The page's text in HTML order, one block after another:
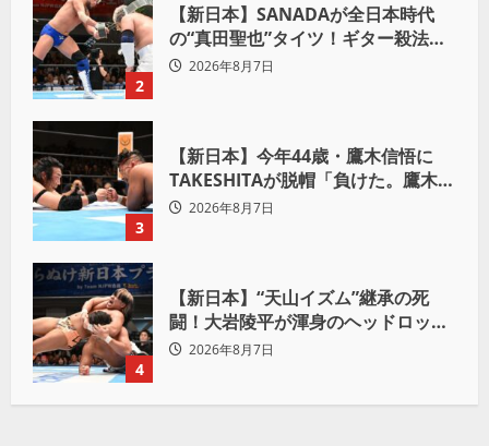
2
【新日本】SANADAが全日本時代
の“真田聖也”タイツ！ギター殺法で
Yuto-IceをKO「俺と闘う時は考え
2026年8月7日
3
【新日本】今年44歳・鷹木信悟に
TAKESHITAが脱帽「負けた。鷹木信
悟、強いわ！」
2026年8月7日
4
【新日本】“天山イズム”継承の死
闘！大岩陵平が渾身のヘッドロック
で後藤洋央紀からタップ奪取 執念の
2026年8月7日